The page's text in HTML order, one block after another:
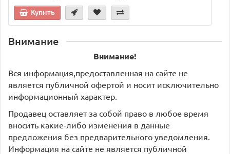
Купить
Внимание
Внимание!
Вся информация,предоставленная на сайте не
является публичной офертой и носит исключительно
информационный характер.
Продавец оставляет за собой право в любое время
вносить какие-либо изменения в данные
предложения без предварительного уведомления.
Информация на сайте не является публичной